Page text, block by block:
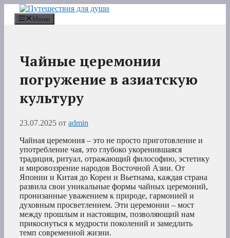
Перейти
содержимому
Меню
Чайные церемонии
погружение в азиатскую
культуру
23.07.2025 от admin
Чайная церемония – это не просто приготовление и
употребление чая, это глубоко укоренившаяся
традиция, ритуал, отражающий философию, эстетику
и мировоззрение народов Восточной Азии. От
Японии и Китая до Кореи и Вьетнама, каждая страна
развила свои уникальные формы чайных церемоний,
пронизанные уважением к природе, гармонией и
духовным просветлением. Эти церемонии – мост
между прошлым и настоящим, позволяющий нам
прикоснуться к мудрости поколений и замедлить
темп современной жизни.